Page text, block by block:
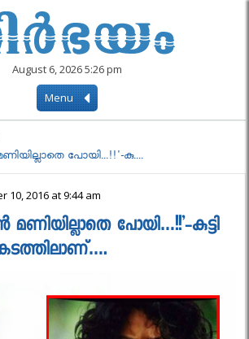
August 6, 2026 5:26 pm
Menu
പോയി...!!'-കു....
10, 2016 at 9:44 am
പോയി…!!’-കുട്ടി